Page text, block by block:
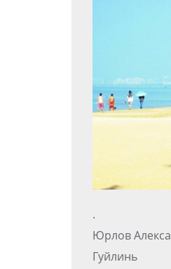
.
Юрлов
Гуйлинь